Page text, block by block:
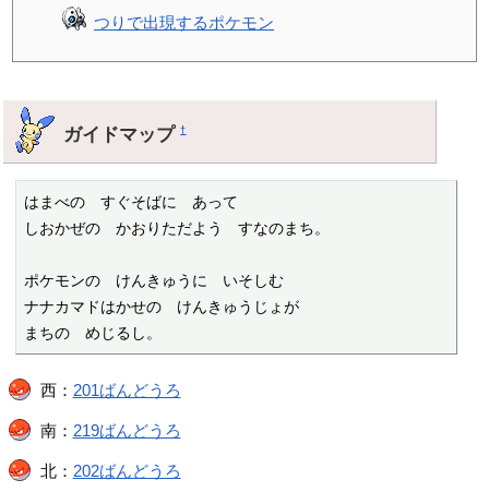
つりで出現するポケモン
ガイドマップ†
はまべの　すぐそばに　あって
しおかぜの　かおりただよう　すなのまち。
ポケモンの　けんきゅうに　いそしむ
ナナカマドはかせの　けんきゅうじょが
まちの　めじるし。
西： 201ばんどうろ
南： 219ばんどうろ
北： 202ばんどうろ